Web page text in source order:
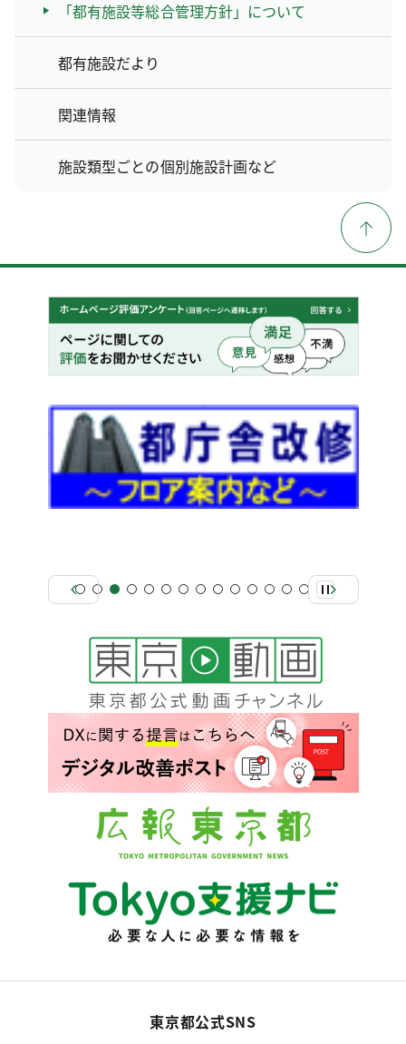
「都有施設等総合管理方針」について
都有施設だより
関連情報
施設類型ごとの個別施設計画など
東京都公式SNS